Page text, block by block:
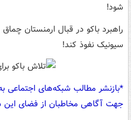
شود!
راهبرد باکو در قبال ارمنستان
سیونیک نفوذ کند!
*بازنشر مطالب شبکه‌های اجتماعی
جهت آگاهی مخاطبان از فضای